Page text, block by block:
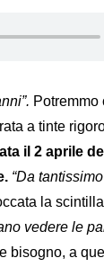
a tinte
il 2 aprile
“Da
la
vedere le
bisogno, a